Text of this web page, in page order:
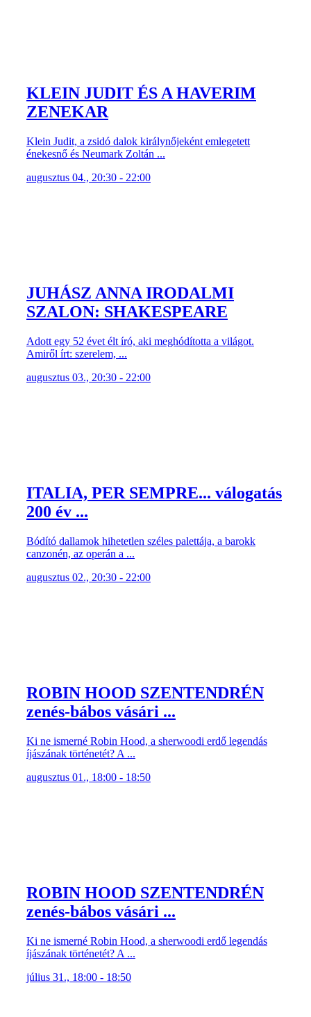
KLEIN JUDIT ÉS A HAVERIM
ZENEKAR
Klein Judit, a zsidó dalok királynőjeként emlegetett
énekesnő és Neumark Zoltán ...
augusztus 04., 20:30 - 22:00
JUHÁSZ ANNA IRODALMI
SZALON: SHAKESPEARE
Adott egy 52 évet élt író, aki meghódította a világot.
Amiről írt: szerelem, ...
augusztus 03., 20:30 - 22:00
ITALIA, PER SEMPRE... válogatás
200 év ...
Bódító dallamok hihetetlen széles palettája, a barokk
canzonén, az operán a ...
augusztus 02., 20:30 - 22:00
ROBIN HOOD SZENTENDRÉN
zenés-bábos vásári ...
Ki ne ismerné Robin Hood, a sherwoodi erdő legendás
íjászának történetét? A ...
augusztus 01., 18:00 - 18:50
ROBIN HOOD SZENTENDRÉN
zenés-bábos vásári ...
Ki ne ismerné Robin Hood, a sherwoodi erdő legendás
íjászának történetét? A ...
július 31., 18:00 - 18:50